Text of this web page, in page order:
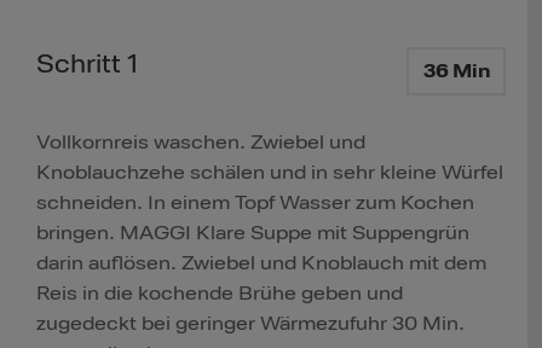
Schritt 1 36 Min
Vollkornreis waschen. Zwiebel und
Knoblauchzehe schälen und in sehr kleine Würfel
schneiden. In einem Topf Wasser zum Kochen
bringen. MAGGI Klare Suppe mit Suppengrün
darin auflösen. Zwiebel und Knoblauch mit dem
Reis in die kochende Brühe geben und
zugedeckt bei geringer Wärmezufuhr 30 Min.